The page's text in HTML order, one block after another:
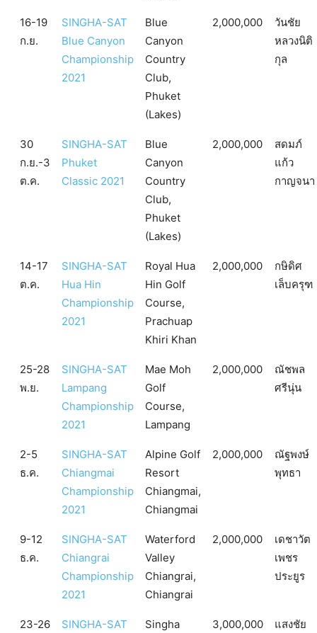
16-19
ก.ย.
SINGHA-SAT
Blue Canyon
Championship
2021
Blue
Canyon
Country
Club,
Phuket
(Lakes)
2,000,000
วันชัย
หลวงนิติ
กุล
30
ก.ย.-3
ต.ค.
SINGHA-SAT
Phuket
Classic 2021
Blue
Canyon
Country
Club,
Phuket
(Lakes)
2,000,000
สดมภ์
แก้ว
กาญจนา
14-17
ต.ค.
SINGHA-SAT
Hua Hin
Championship
2021
Royal Hua
Hin Golf
Course,
Prachuap
Khiri Khan
2,000,000
กษิดิศ
เล็บครุฑ
25-28
พ.ย.
SINGHA-SAT
Lampang
Championship
2021
Mae Moh
Golf
Course,
Lampang
2,000,000
ณัชพล
ศรีนุ่น
2-5
ธ.ค.
SINGHA-SAT
Chiangmai
Championship
2021
Alpine Golf
Resort
Chiangmai,
Chiangmai
2,000,000
ณัฐพงษ์
พุทธา
9-12
ธ.ค.
SINGHA-SAT
Chiangrai
Championship
2021
Waterford
Valley
Chiangrai,
Chiangrai
2,000,000
เดชาวัต
เพชร
ประยูร
23-26
SINGHA-SAT
Singha
3,000,000
แสงชัย